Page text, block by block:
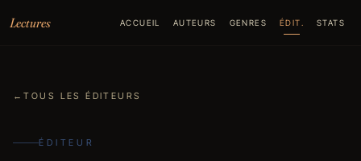
Lectures
ACCUEIL AUTEURS GENRES ÉDIT. STATS
←TOUS LES ÉDITEURS
ÉDITEUR